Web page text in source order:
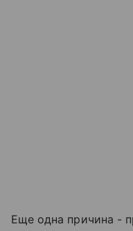
Еще одна причина -